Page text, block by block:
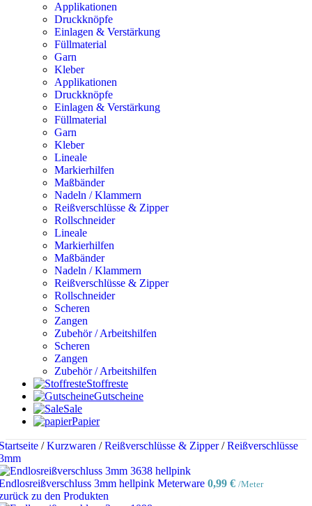
Applikationen
Druckknöpfe
Einlagen & Verstärkung
Füllmaterial
Garn
Kleber
Applikationen
Druckknöpfe
Einlagen & Verstärkung
Füllmaterial
Garn
Kleber
Lineale
Markierhilfen
Maßbänder
Nadeln / Klammern
Reißverschlüsse & Zipper
Rollschneider
Lineale
Markierhilfen
Maßbänder
Nadeln / Klammern
Reißverschlüsse & Zipper
Rollschneider
Scheren
Zangen
Zubehör / Arbeitshilfen
Scheren
Zangen
Zubehör / Arbeitshilfen
Stoffreste
Gutscheine
Sale
Papier
/ Kurzwaren / Reißverschlüsse & Zipper/ Reißverschlüsse
3mm hellpink Meterware 0,99 € /Meter
zu den Produkten